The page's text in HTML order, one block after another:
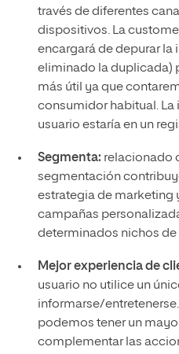
través de diferentes
dispositivos. La
encargará de depurar
eliminado la duplicada)
más útil ya que
consumidor habitual.
usuario estaría en un
Segmenta: relacionado
segmentación
estrategia de marketing
campañas
determinados nichos de
Mejor experiencia de
usuario no utilice un
informarse/
podemos tener un
complementar las